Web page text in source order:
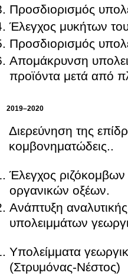
Προσδιορισμός
Έλεγχος μυκήτων
Προσδιορισμός
Απομάκρυνση
προϊόντα μετά από
2019–2020
Διερεύνηση της
κομβονηματώδεις..
Έλεγχος
οργανικών οξέων.
Ανάπτυξη
υπολειμμάτων
Υπολείμματα
(Στρυμόνας-Νέστος)